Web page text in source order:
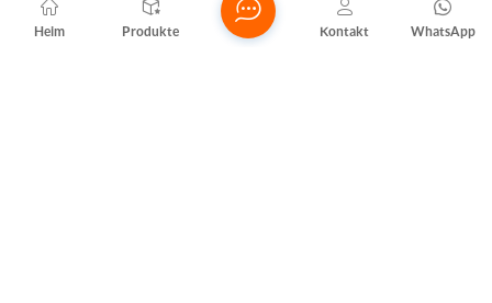
Heim Produkte WhatsApp
Kontakt